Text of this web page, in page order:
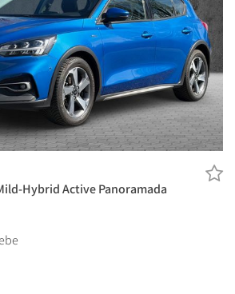
Hybrid Active Panoramada